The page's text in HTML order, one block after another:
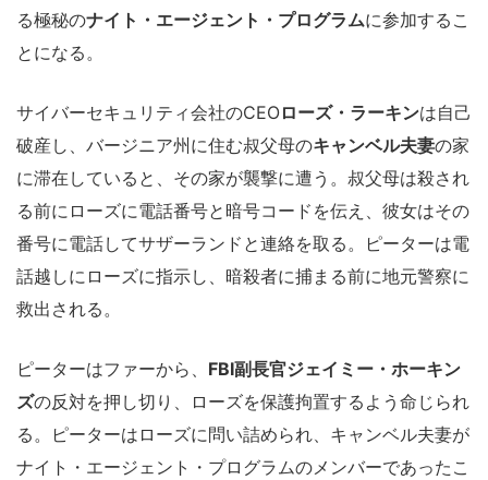
る極秘のナイト・エージェント・プログラムに参加するこ
とになる。
サイバーセキュリティ会社のCEOローズ・ラーキンは自己
破産し、バージニア州に住む叔父母のキャンベル夫妻の家
に滞在していると、その家が襲撃に遭う。叔父母は殺され
る前にローズに電話番号と暗号コードを伝え、彼女はその
番号に電話してサザーランドと連絡を取る。ピーターは電
話越しにローズに指示し、暗殺者に捕まる前に地元警察に
救出される。
ピーターはファーから、 FBI副長官ジェイミー・ホーキン
ズの反対を押し切り、ローズを保護拘置するよう命じられ
る。ピーターはローズに問い詰められ、キャンベル夫妻が
ナイト・エージェント・プログラムのメンバーであったこ